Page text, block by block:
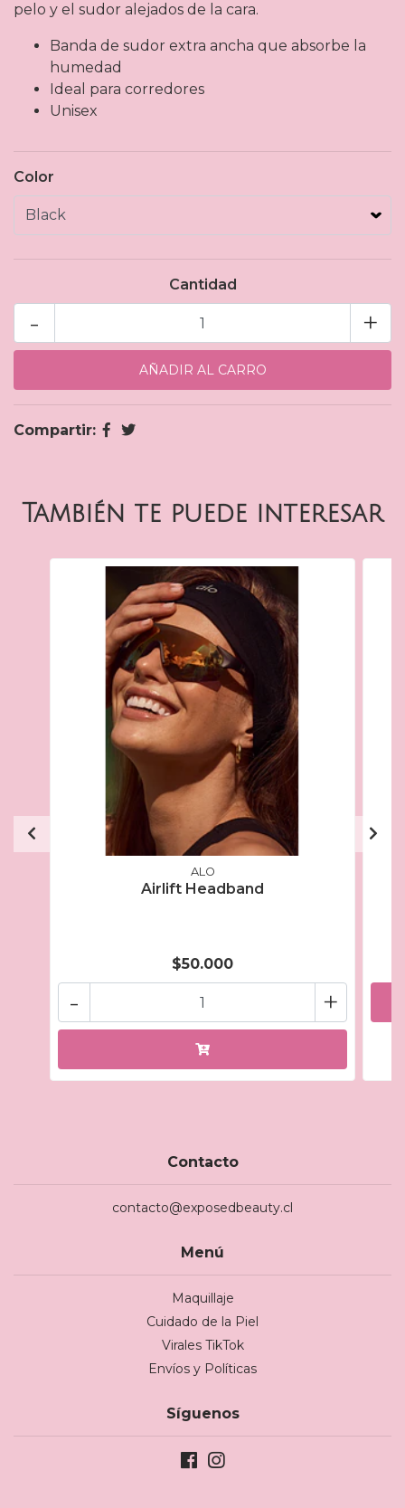
pelo y el sudor alejados de la cara.
Banda de sudor extra ancha que absorbe la
humedad
Ideal para corredores
Unisex
Color
Cantidad
+
-
Compartir:
También te puede interesar
ALO
Airlift Headband
$50.000
+
-
Contacto
contacto@exposedbeauty.cl
Menú
Maquillaje
Cuidado de la Piel
Virales TikTok
Envíos y Políticas
Síguenos